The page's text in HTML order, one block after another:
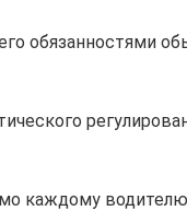
обязанностями
каждому